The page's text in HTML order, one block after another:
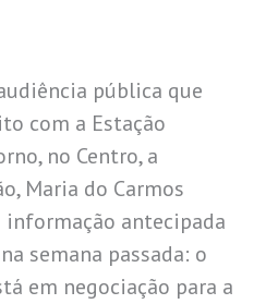
pública que
com a Estação
no Centro, a
Maria do Carmos
informação antecipada
semana passada: o
em negociação para a